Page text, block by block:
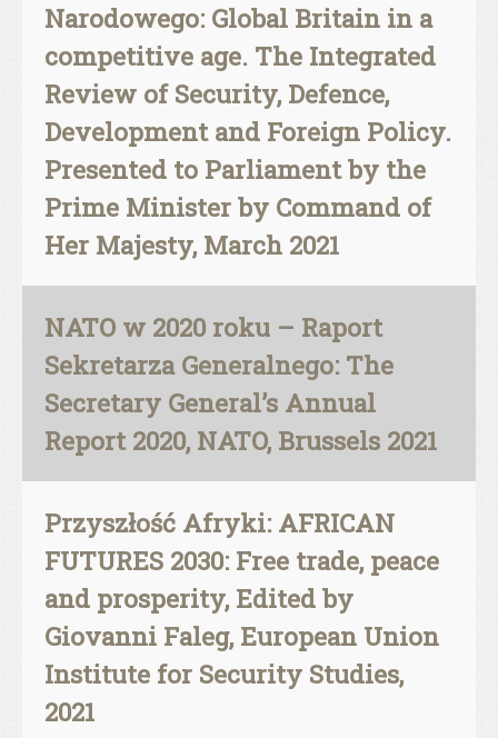
Narodowego: Global Britain in a
competitive age. The Integrated
Review of Security, Defence,
Development and Foreign Policy.
Presented to Parliament by the
Prime Minister by Command of
Her Majesty, March 2021
NATO w 2020 roku – Raport
Sekretarza Generalnego: The
Secretary General’s Annual
Report 2020, NATO, Brussels 2021
Przyszłość Afryki: AFRICAN
FUTURES 2030: Free trade, peace
and prosperity, Edited by
Giovanni Faleg, European Union
Institute for Security Studies,
2021